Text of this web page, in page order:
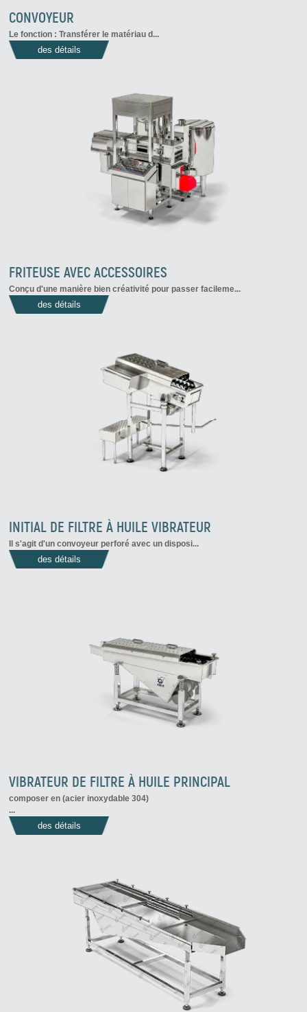
CONVOYEUR
Le fonction : Transférer le matériau d...
des détails
FRITEUSE AVEC ACCESSOIRES
Conçu d'une manière bien créativité pour passer facileme...
des détails
INITIAL DE FILTRE À HUILE VIBRATEUR
Il s'agit d'un convoyeur perforé avec un disposi...
des détails
VIBRATEUR DE FILTRE À HUILE PRINCIPAL
composer en (acier inoxydable 304)
...
des détails